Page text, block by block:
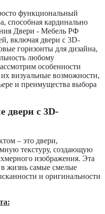
функциональный
способная кардинально
Двери - Мебель РФ
включая двери с 3D-
горизонты для дизайна,
любому
особенности
визуальные возможности,
и преимущества выбора
двери с 3D-
– это двери,
текстуру, создающую
изображения. Эта
в жизнь самые смелые
и оригинальности